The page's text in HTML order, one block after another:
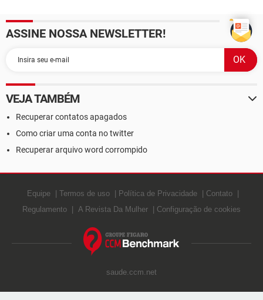
ASSINE NOSSA NEWSLETTER!
VEJA TAMBÉM
Recuperar contatos apagados
Como criar uma conta no twitter
Recuperar arquivo word corrompido
Equipe Termos de uso Política de Privacidade
Contato
Regulamento
A Revista Da Mulher Configuração de cookies
saude.ccm.net